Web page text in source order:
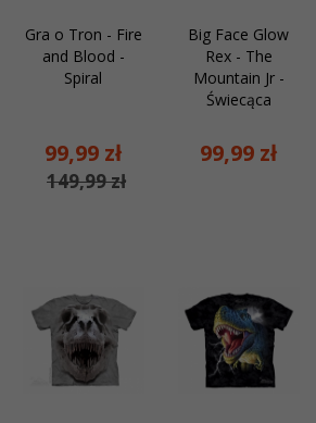
Gra o Tron - Fire
and Blood -
Spiral
99,99 zł
149,99 zł
Big Face Glow
Rex - The
Mountain Jr -
Świecąca
99,99 zł